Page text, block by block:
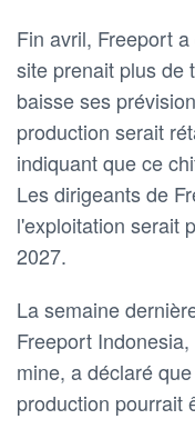
Fin avril, Freeport
site prenait plus de
baisse ses
production serait
indiquant que ce
Les dirigeants de
l'exploitation serait
2027.
La semaine
Freeport
mine, a déclaré
production pourrait